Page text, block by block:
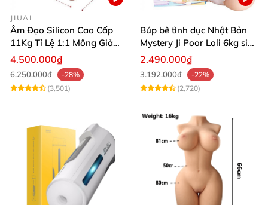
JIUAI
Âm Đạo Silicon Cao Cấp
11Kg Tỉ Lệ 1:1 Mông Giả
Nguyên Khối Kích Thước
Thật Jiuai Nhật Bản
4.500.000₫
6.250.000₫
-28%
(3,501)
Búp bê tình dục Nhật Bản
Mystery Ji Poor Loli 6kg siêu
thực
2.490.000₫
3.192.000₫
-22%
(2,720)